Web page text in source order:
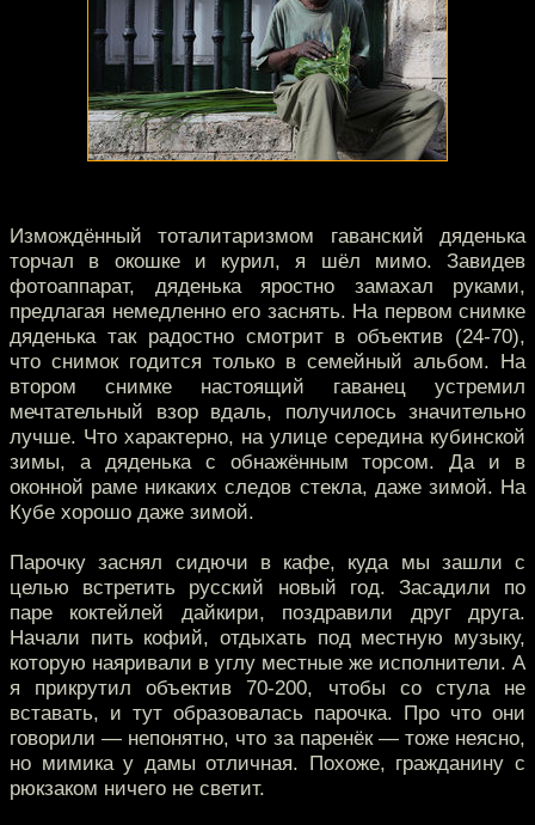
Измождённый тоталитаризмом гаванский дяденька
торчал в окошке и курил, я шёл мимо. Завидев
фотоаппарат, дяденька яростно замахал руками,
предлагая немедленно его заснять. На первом снимке
дяденька так радостно смотрит в объектив (24-70),
что снимок годится только в семейный альбом. На
втором снимке настоящий гаванец устремил
мечтательный взор вдаль, получилось значительно
лучше. Что характерно, на улице середина кубинской
зимы, а дяденька с обнажённым торсом. Да и в
оконной раме никаких следов стекла, даже зимой. На
Кубе хорошо даже зимой.
Парочку заснял сидючи в кафе, куда мы зашли с
целью встретить русский новый год. Засадили по
паре коктейлей дайкири, поздравили друг друга.
Начали пить кофий, отдыхать под местную музыку,
которую наяривали в углу местные же исполнители. А
я прикрутил объектив 70-200, чтобы со стула не
вставать, и тут образовалась парочка. Про что они
говорили — непонятно, что за паренёк — тоже неясно,
но мимика у дамы отличная. Похоже, гражданину с
рюкзаком ничего не светит.